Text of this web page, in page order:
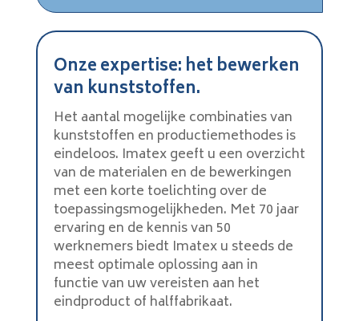
Onze expertise: het bewerken
van kunststoffen.
Het aantal mogelijke combinaties van
kunststoffen en productiemethodes is
eindeloos. Imatex geeft u een overzicht
van de materialen en de bewerkingen
met een korte toelichting over de
toepassingsmogelijkheden. Met 70 jaar
ervaring en de kennis van 50
werknemers biedt Imatex u steeds de
meest optimale oplossing aan in
functie van uw vereisten aan het
eindproduct of halffabrikaat.